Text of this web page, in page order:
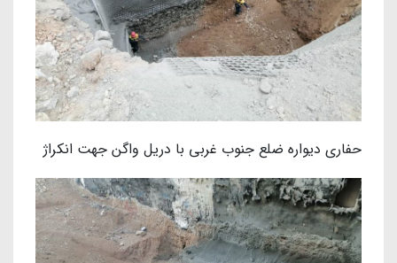
حفاری دیواره ضلع جنوب غربی با دریل واگن جهت انکراژ